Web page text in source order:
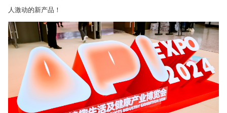
人激动的新产品！